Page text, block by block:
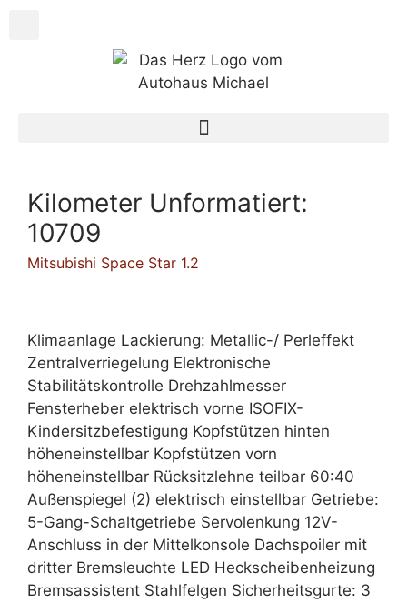
Kilometer Unformatiert:
10709
Mitsubishi Space Star 1.2
Klimaanlage Lackierung: Metallic-/ Perleffekt
Zentralverriegelung Elektronische
Stabilitätskontrolle Drehzahlmesser
Fensterheber elektrisch vorne ISOFIX-
Kindersitzbefestigung Kopfstützen hinten
höheneinstellbar Kopfstützen vorn
höheneinstellbar Rücksitzlehne teilbar 60:40
Außenspiegel (2) elektrisch einstellbar Getriebe:
5-Gang-Schaltgetriebe Servolenkung 12V-
Anschluss in der Mittelkonsole Dachspoiler mit
dritter Bremsleuchte LED Heckscheibenheizung
Bremsassistent Stahlfelgen Sicherheitsgurte: 3